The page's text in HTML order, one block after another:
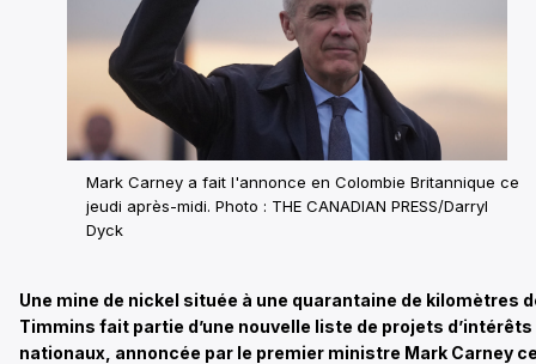
Mark Carney a fait l'annonce en Colombie Britannique ce
jeudi après-midi. Photo : THE CANADIAN PRESS/Darryl
Dyck
Une mine de nickel située à une quarantaine de kilomètres
Timmins fait partie d’une nouvelle liste de projets d’intérêts
nationaux, annoncée par le premier ministre Mark Carney